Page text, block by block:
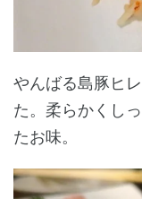
やんばる島豚ヒ
た。柔らかくし
たお味。